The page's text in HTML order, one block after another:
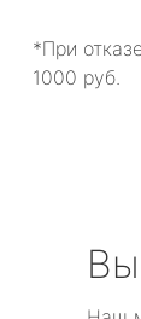
*При
1000 руб.